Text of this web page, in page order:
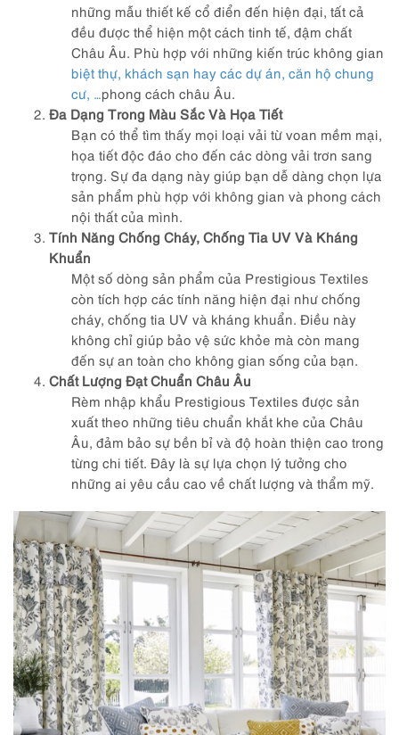
những mẫu thiết kế cổ điển đến hiện đại, tất cả
đều được thể hiện một cách tinh tế, đậm chất
Châu Âu. Phù hợp với những kiến trúc không gian
biệt thự, khách sạn hay các dự án, căn hộ chung
cư, …phong cách châu Âu.
Đa Dạng Trong Màu Sắc Và Họa Tiết
Bạn có thể tìm thấy mọi loại vải từ voan mềm mại,
họa tiết độc đáo cho đến các dòng vải trơn sang
trọng. Sự đa dạng này giúp bạn dễ dàng chọn lựa
sản phẩm phù hợp với không gian và phong cách
nội thất của mình.
Tính Năng Chống Cháy, Chống Tia UV Và Kháng
Khuẩn
Một số dòng sản phẩm của Prestigious Textiles
còn tích hợp các tính năng hiện đại như chống
cháy, chống tia UV và kháng khuẩn. Điều này
không chỉ giúp bảo vệ sức khỏe mà còn mang
đến sự an toàn cho không gian sống của bạn.
Chất Lượng Đạt Chuẩn Châu Âu
Rèm nhập khẩu Prestigious Textiles được sản
xuất theo những tiêu chuẩn khắt khe của Châu
Âu, đảm bảo sự bền bỉ và độ hoàn thiện cao trong
từng chi tiết. Đây là sự lựa chọn lý tưởng cho
những ai yêu cầu cao về chất lượng và thẩm mỹ.